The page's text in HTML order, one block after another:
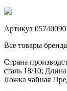
Артикул
Все товары бренда
Страна
сталь 18/10;
Ложка чайная